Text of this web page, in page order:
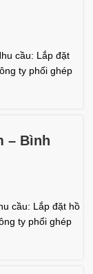
cầu: Lắp đặt
ty phối ghép
– Bình
cầu: Lắp đặt hồ
ty phối ghép